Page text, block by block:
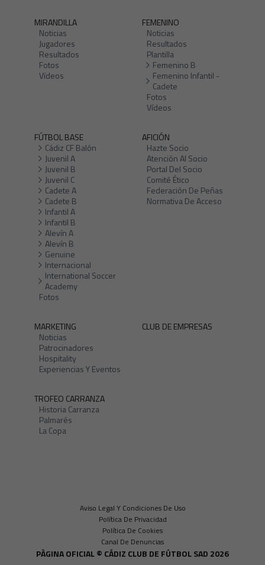
MIRANDILLA
Noticias
Jugadores
Resultados
Fotos
Vídeos
FEMENINO
Noticias
Resultados
Plantilla
Femenino B
Femenino Infantil -
Cadete
Fotos
Vídeos
FÚTBOL BASE
Cádiz CF Balón
Juvenil A
Juvenil B
Juvenil C
Cadete A
Cadete B
Infantil A
Infantil B
Alevín A
Alevín B
Genuine
Internacional
International Soccer
Academy
Fotos
AFICIÓN
Hazte Socio
Atención Al Socio
Portal Del Socio
Comité Ético
Federación De Peñas
Normativa De Acceso
MARKETING
Noticias
Patrocinadores
Hospitality
Experiencias Y Eventos
CLUB DE EMPRESAS
TROFEO CARRANZA
Historia Carranza
Palmarés
La Copa
Aviso Legal Y Condiciones De Uso
Política De Privacidad
Política De Cookies
Canal De Denuncias
PÀGINA OFICIAL © CÁDIZ CLUB DE FÚTBOL SAD 2026